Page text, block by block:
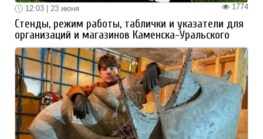
1774
12:03 | 23 июня
Стенды, режим работы, таблички и указатели для
организаций и магазинов Каменска-Уральского